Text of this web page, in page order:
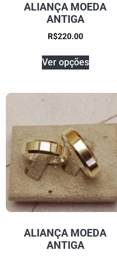
ALIANÇA MOEDA
ANTIGA
R$220.00
Ver opções
ALIANÇA MOEDA
ANTIGA